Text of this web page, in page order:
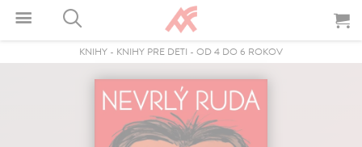
KNIHY - KNIHY PRE DETI - OD 4 DO 6 ROKOV